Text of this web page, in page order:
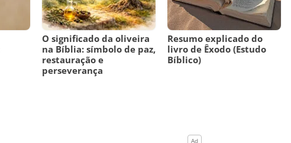
O significado da oliveira
na Bíblia: símbolo de paz,
restauração e
perseverança
Resumo explicado do
livro de Êxodo (Estudo
Bíblico)